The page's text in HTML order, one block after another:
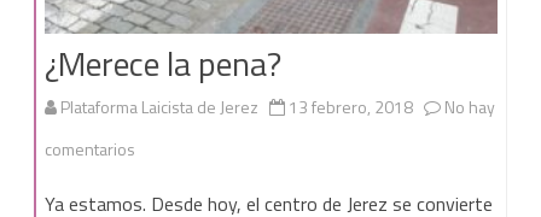
¿Merece la pena?
Plataforma Laicista de Jerez 13 febrero, 2018
No hay
comentarios
Ya estamos. Desde hoy, el centro de Jerez se convierte